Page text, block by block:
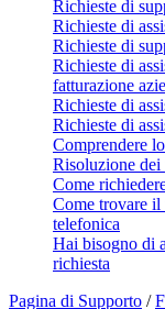
Richieste di
Richieste di
Richieste di
Richieste di
fatturazione
Richieste di
Richieste di
Comprendere
Risoluzione dei
Come
Come trovare il
telefonica
Hai bisogno di
richiesta
Pagina di Supporto /